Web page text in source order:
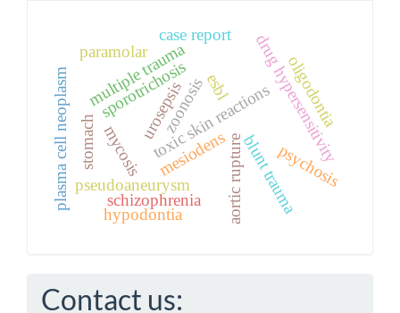
toxic skin reactionsdrug hypersensitivity
sporotrichosis
zoonosis
mycosis aortic rupture
multiple trauma
pseudoaneurysm blunt trauma
plasma cell neoplasm
case report
psychosis
schizophrenia
hypodontia
oligodontia
mesiodens
paramolar
urosepsis esbl
stomach
Contact us: